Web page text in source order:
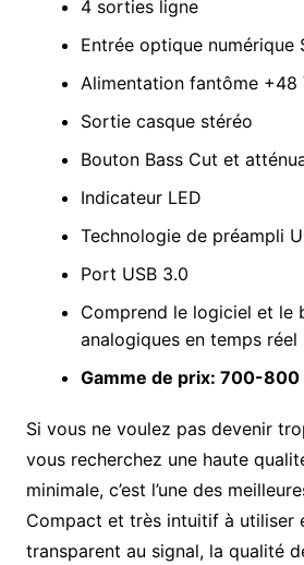
4 sorties ligne
Entrée optique numérique
Alimentation fantôme +48
Sortie casque stéréo
Bouton Bass Cut et
Indicateur LED
Technologie de préampli
Port USB 3.0
Comprend le logiciel et le
analogiques en temps réel
Gamme de prix: 700-800
Si vous ne voulez pas devenir
vous recherchez une haute
minimale, c’est l’une des
Compact et très intuitif à utiliser
transparent au signal, la qualité